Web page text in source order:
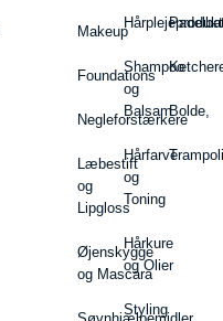
Makeup
Foundations
Negleforstærkere
Læbestift
og
Lipgloss
Øjenskygge
og Mascara
Shampoo
og
Balsam
Hårfarve
og
Toning
Hårkure
og Olier
Styling
Bolde,